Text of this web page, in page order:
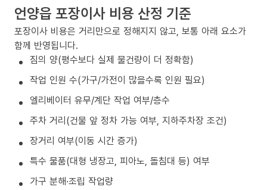
언양읍 포장이사 비용 산정 기준
포장이사 비용은 거리만으로 정해지지 않고, 보통 아래 요소가
함께 반영됩니다.
짐의 양(평수보다 실제 물건량이 더 정확함)
작업 인원 수(가구/가전이 많을수록 인원 필요)
엘리베이터 유무/계단 작업 여부/층수
주차 거리(건물 앞 정차 가능 여부, 지하주차장 조건)
장거리 여부(이동 시간 증가)
특수 물품(대형 냉장고, 피아노, 돌침대 등) 여부
가구 분해·조립 작업량